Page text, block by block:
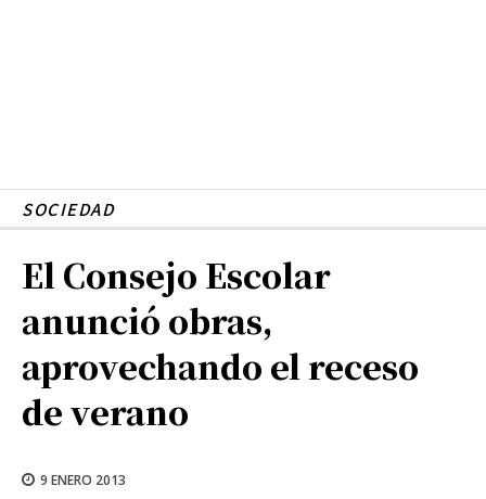
SOCIEDAD
El Consejo Escolar
anunció obras,
aprovechando el receso
de verano
9 ENERO 2013